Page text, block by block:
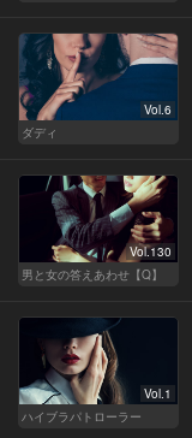
Vol.6
ダディ
Vol.130
男と女の答えあわせ【Q】
Vol.1
ハイブラパトローラー